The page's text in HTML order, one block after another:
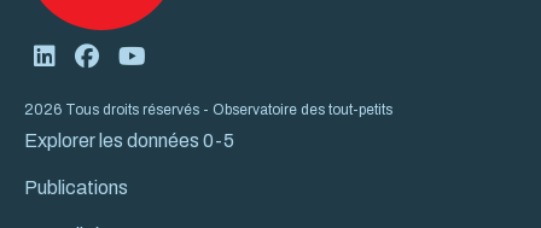
2026 Tous droits réservés - Observatoire des tout-petits
Explorer les données 0-5
Publications